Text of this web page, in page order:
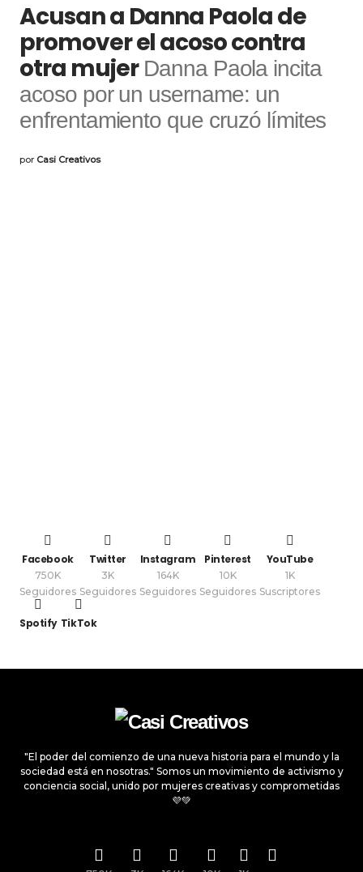
Acusan a Danna Paola de
promover el acoso contra
otra mujer Danna Paola incita
acoso por un username: un
enfrentamiento que cruzó límites
por Casi Creativos
Facebook
750K
Seguidores
Twitter
3K
Seguidores
Instagram
164K
Seguidores
Pinterest
10K
Seguidores
YouTube
1K
Suscriptores
Spotify TikTok
"El poder del comienzo de una nueva historia para el mundo y la
sociedad está en nosotras." Somos un movimiento de activismo y
conciencia social, unido por mujeres creativas y comprometidas
💜💚